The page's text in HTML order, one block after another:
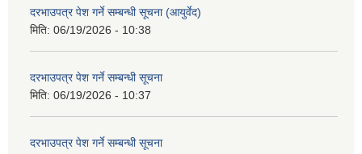
दरभाउपत्र पेश गर्ने सम्बन्धी सूचना (आयुर्वेद)
मिति: 06/19/2026 - 10:38
दरभाउपत्र पेश गर्ने सम्बन्धी सूचना
मिति: 06/19/2026 - 10:37
दरभाउपत्र पेश गर्ने सम्बन्धी सूचना